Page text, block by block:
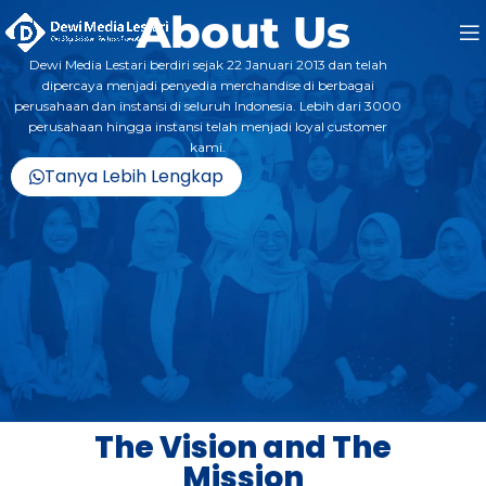
About Us
Dewi Media Lestari berdiri sejak 22 Januari 2013 dan telah
dipercaya menjadi penyedia merchandise di berbagai
perusahaan dan instansi di seluruh Indonesia. Lebih dari 3000
perusahaan hingga instansi telah menjadi loyal customer
kami.
Tanya Lebih Lengkap
The Vision and The